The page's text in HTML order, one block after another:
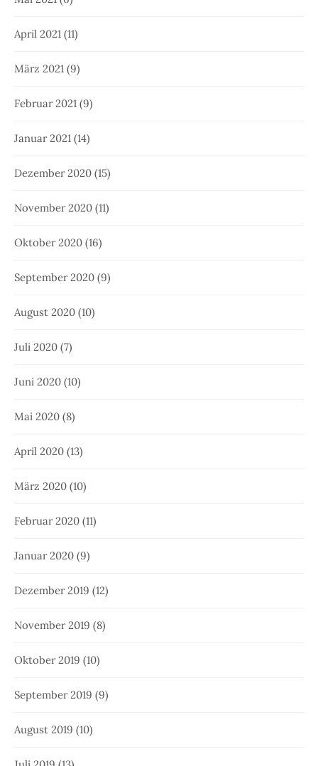
April 2021 (11)
März 2021 (9)
Februar 2021 (9)
Januar 2021 (14)
Dezember 2020 (15)
November 2020 (11)
Oktober 2020 (16)
September 2020 (9)
August 2020 (10)
Juli 2020 (7)
Juni 2020 (10)
Mai 2020 (8)
April 2020 (13)
März 2020 (10)
Februar 2020 (11)
Januar 2020 (9)
Dezember 2019 (12)
November 2019 (8)
Oktober 2019 (10)
September 2019 (9)
August 2019 (10)